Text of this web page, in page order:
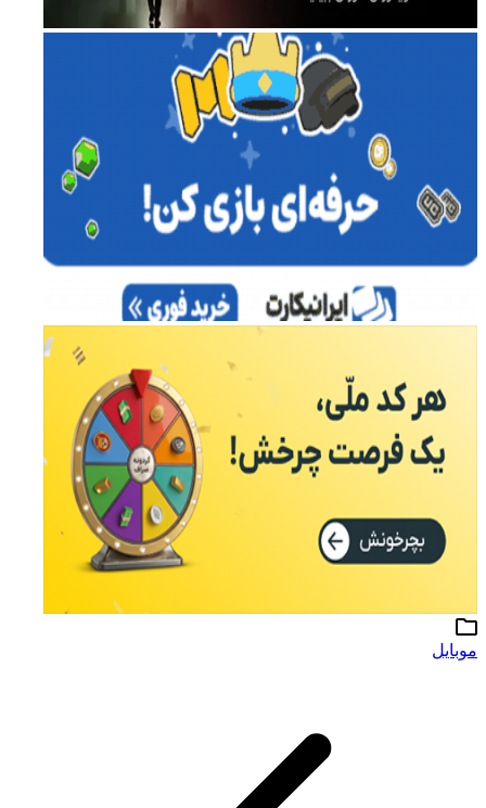
موبایل